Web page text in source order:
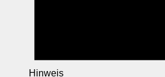
Hinweis